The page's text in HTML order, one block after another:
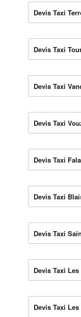
Devis Taxi
Devis Taxi
Devis Taxi
Devis Taxi
Devis Taxi
Devis Taxi
Devis Taxi
Devis Taxi
Devis Taxi